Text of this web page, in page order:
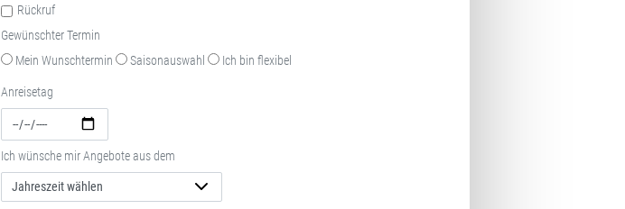
Rückruf
Gewünschter Termin
Mein Wunschtermin
Saisonauswahl Ich bin flexibel
Anreisetag
Ich wünsche mir Angebote aus dem